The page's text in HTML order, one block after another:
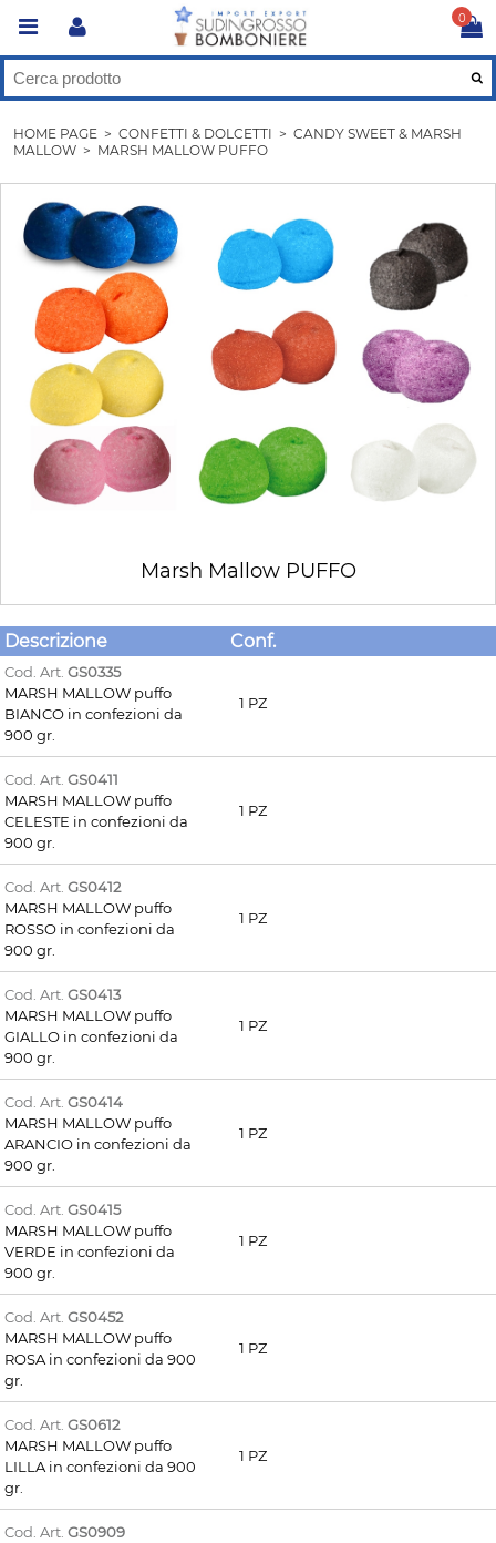
0
HOME PAGE > CONFETTI & DOLCETTI > CANDY SWEET & MARSH
MALLOW > MARSH MALLOW PUFFO
Marsh Mallow PUFFO
Descrizione Conf.
Cod. Art. GS0335
MARSH MALLOW puffo
BIANCO in confezioni da
900 gr.
1 PZ
Cod. Art. GS0411
MARSH MALLOW puffo
CELESTE in confezioni da
900 gr.
1 PZ
Cod. Art. GS0412
MARSH MALLOW puffo
ROSSO in confezioni da
900 gr.
1 PZ
Cod. Art. GS0413
MARSH MALLOW puffo
GIALLO in confezioni da
900 gr.
1 PZ
Cod. Art. GS0414
MARSH MALLOW puffo
ARANCIO in confezioni da
900 gr.
1 PZ
Cod. Art. GS0415
MARSH MALLOW puffo
VERDE in confezioni da
900 gr.
1 PZ
Cod. Art. GS0452
MARSH MALLOW puffo
ROSA in confezioni da 900
gr.
1 PZ
Cod. Art. GS0612
MARSH MALLOW puffo
LILLA in confezioni da 900
gr.
1 PZ
Cod. Art. GS0909